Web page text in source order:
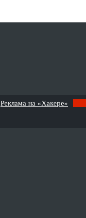
Реклама на «Хакере»